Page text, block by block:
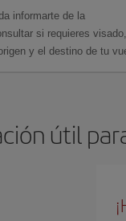
informarte de la
si requieres visado,
y el destino de tu
útil